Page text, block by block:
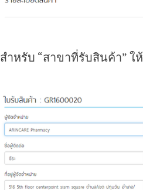
สำหรับ “สาขาที่รับสินค้า”